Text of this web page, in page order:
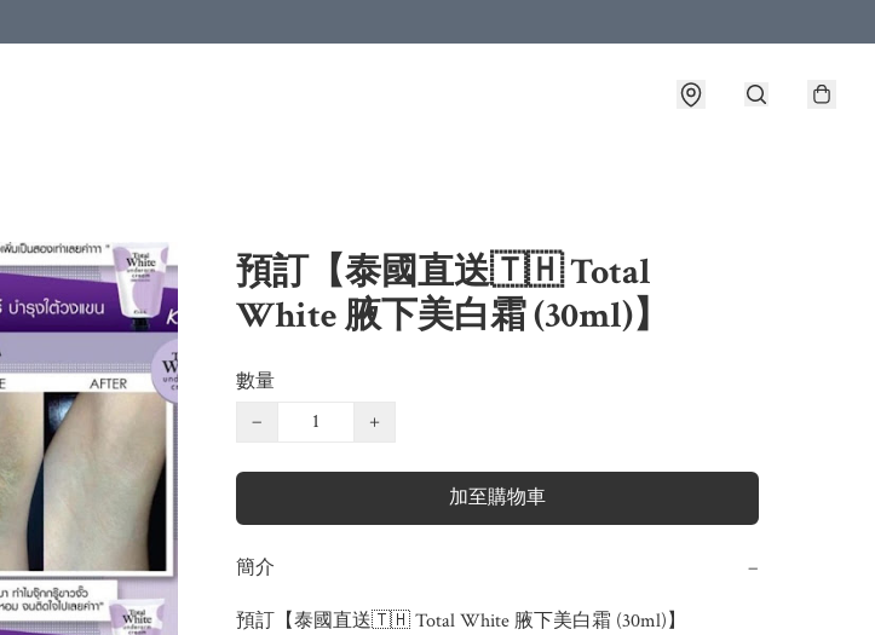
預訂【泰國直送🇹🇭 Total
White 腋下美白霜 (30ml)】
數量
−
+
加至購物車
簡介 −
預訂【泰國直送🇹🇭 Total White 腋下美白霜 (30ml)】